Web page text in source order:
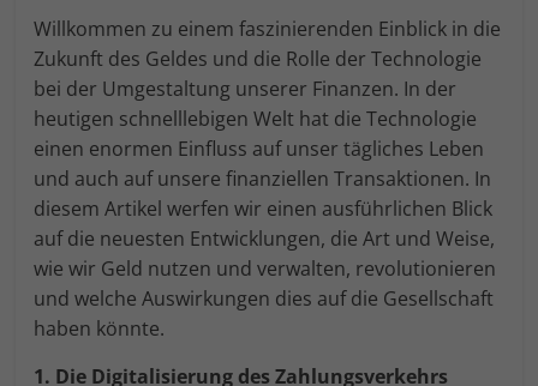
Willkommen zu einem faszinierenden Einblick in die
Zukunft des Geldes und die Rolle der Technologie
bei der Umgestaltung unserer Finanzen. In der
heutigen schnelllebigen Welt hat die Technologie
einen enormen Einfluss auf unser tägliches Leben
und auch auf unsere finanziellen Transaktionen. In
diesem Artikel werfen wir einen ausführlichen Blick
auf die neuesten Entwicklungen, die Art und Weise,
wie wir Geld nutzen und verwalten, revolutionieren
und welche Auswirkungen dies auf die Gesellschaft
haben könnte.
1. Die Digitalisierung des Zahlungsverkehrs
oder sich weitere Informationen anzeigen
lassen und so nur bestimmte Cookies
auswählen.
Alle akzeptieren Speichern
Essenziell (1)
Essenzielle Cookies ermöglichen grundlegende Funktionen
und sind für die einwandfreie Funktion der Website
erforderlich.
An